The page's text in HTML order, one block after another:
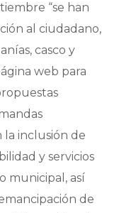
“se han
al ciudadano,
casco y
web para
la inclusión de
y servicios
municipal, así
de